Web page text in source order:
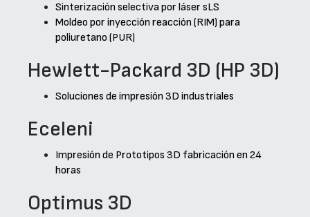
Sinterización selectiva por láser sLS
Moldeo por inyección reacción (RIM) para
poliuretano (PUR)
Hewlett-Packard 3D (HP 3D)
Soluciones de impresión 3D industriales
Eceleni
Impresión de Prototipos 3D fabricación en 24
horas
Optimus 3D